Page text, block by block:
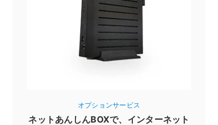
オプションサービス
ネットあんしんBOXで、インターネット